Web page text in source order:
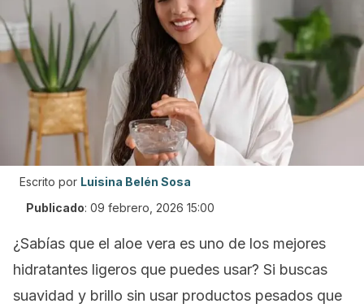
Escrito por Luisina Belén Sosa
Publicado: 09 febrero, 2026 15:00
¿Sabías que el aloe vera es uno de los mejores
hidratantes ligeros que puedes usar? Si buscas
suavidad y brillo sin usar productos pesados que